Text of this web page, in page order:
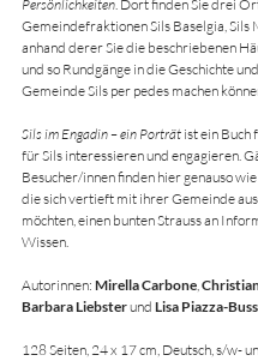
Persönlichkeiten. Dort finden Sie drei
Gemeindefraktionen Sils Baselgia, Sils
anhand derer Sie die beschriebenen
und so Rundgänge in die Geschichte
Gemeinde Sils per pedes machen
Sils im Engadin – ein Porträt ist ein Buch
für Sils interessieren und engagieren.
Besucher/innen finden hier genauso
die sich vertieft mit ihrer Gemeinde
möchten, einen bunten Strauss an
Wissen.
Autorinnen: Mirella Carbone,
Barbara Liebster und Lisa Piazza-
128 Seiten, 24 x 17 cm, Deutsch, s/w-